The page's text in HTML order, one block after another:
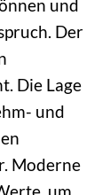
und
Der
Die Lage
und
Moderne